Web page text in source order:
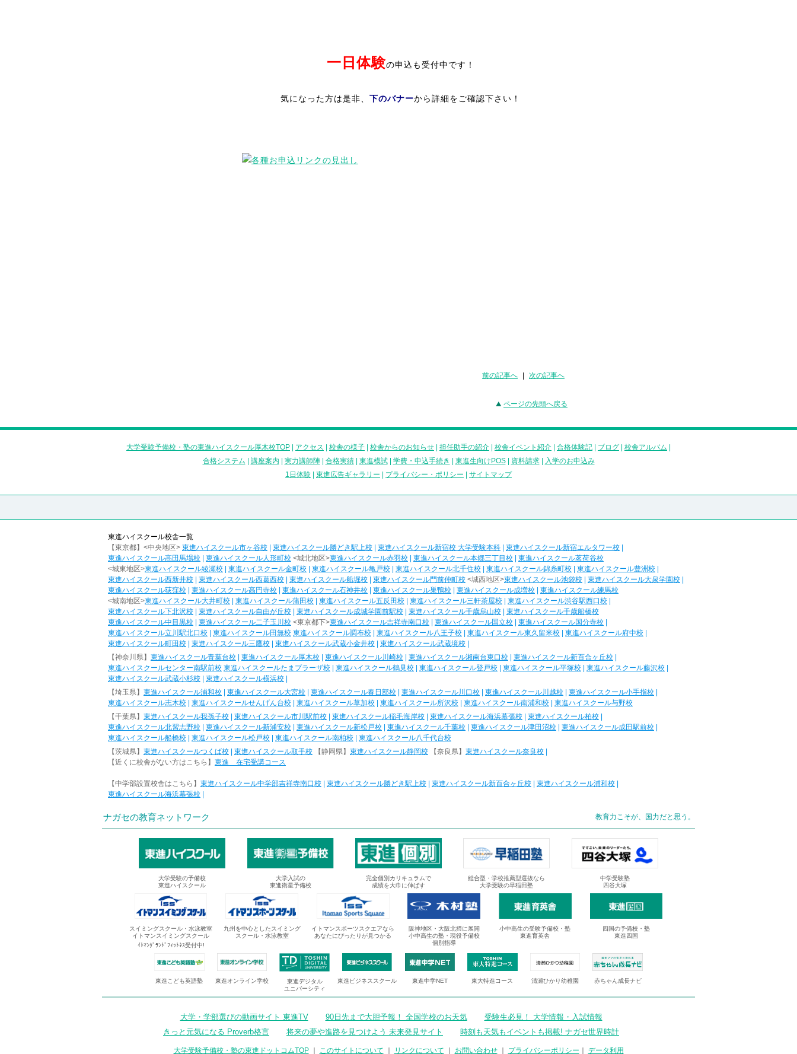
一日体験の申込も受付中です！
気になった方は是非、 下のバナーから詳細をご確認下さい！
前の記事へ 次の記事へ
ページの先頭へ戻る
大学受験予備校・塾の東進ハイスクール厚木校TOP アクセス 校舎の様子 校舎からのお知らせ 担任助手の紹介 校舎イベント紹介 合格体験記 ブログ 校舎アルバム
合格システム
講座案内 実力講師陣| 合格実績| 東進模試| 学費・申込手続き 東進生向けPOS| 資料請求|
入学のお申込み
1日体験
東進広告ギャラリー プライバシー・ポリシー サイトマップ
東進ハイスクール校舎一覧
【東京都】<中央地区> 東進ハイスクール市ヶ谷校 東進ハイスクール勝どき駅上校 東進ハイスクール新宿校 大学受験本科 東進ハイスクール新宿エルタワー校
東進ハイスクール高田馬場校
東進ハイスクール人形町校 <城北地区>東進ハイスクール赤羽校 東進ハイスクール本郷三丁目校
東進ハイスクール茗荷谷校
<城東地区>東進ハイスクール綾瀬校 東進ハイスクール金町校 東進ハイスクール亀戸校 東進ハイスクール北千住校 東進ハイスクール錦糸町校 東進ハイスクール豊洲校
東進ハイスクール西新井校
東進ハイスクール西葛西校 東進ハイスクール船堀校 東進ハイスクール門前仲町校 <城西地区>東進ハイスクール池袋校 東進ハイスクール大泉学園校
東進ハイスクール荻窪校
東進ハイスクール高円寺校 東進ハイスクール石神井校 東進ハイスクール巣鴨校 東進ハイスクール成増校
東進ハイスクール練馬校
<城南地区>東進ハイスクール大井町校 東進ハイスクール蒲田校 東進ハイスクール五反田校 東進ハイスクール三軒茶屋校 東進ハイスクール渋谷駅西口校
東進ハイスクール下北沢校
東進ハイスクール自由が丘校 東進ハイスクール成城学園前駅校 東進ハイスクール千歳烏山校
東進ハイスクール千歳船橋校
東進ハイスクール中目黒校
東進ハイスクール二子玉川校 <東京都下>東進ハイスクール吉祥寺南口校 東進ハイスクール国立校 東進ハイスクール国分寺校
東進ハイスクール立川駅北口校
東進ハイスクール田無校 東進ハイスクール調布校 東進ハイスクール八王子校 東進ハイスクール東久留米校 東進ハイスクール府中校
東進ハイスクール町田校
東進ハイスクール三鷹校 東進ハイスクール武蔵小金井校 東進ハイスクール武蔵境校
【神奈川県】 東進ハイスクール青葉台校 東進ハイスクール厚木校 東進ハイスクール川崎校 東進ハイスクール湘南台東口校 東進ハイスクール新百合ヶ丘校
東進ハイスクールセンター南駅前校 東進ハイスクールたまプラーザ校 東進ハイスクール鶴見校 東進ハイスクール登戸校 東進ハイスクール平塚校 東進ハイスクール藤沢校
東進ハイスクール武蔵小杉校
東進ハイスクール横浜校
【埼玉県】 東進ハイスクール浦和校 東進ハイスクール大宮校 東進ハイスクール春日部校 東進ハイスクール川口校 東進ハイスクール川越校 東進ハイスクール小手指校
東進ハイスクール志木校
東進ハイスクールせんげん台校 東進ハイスクール草加校 東進ハイスクール所沢校 東進ハイスクール南浦和校
東進ハイスクール与野校
【千葉県】 東進ハイスクール我孫子校 東進ハイスクール市川駅前校 東進ハイスクール稲毛海岸校 東進ハイスクール海浜幕張校 東進ハイスクール柏校
東進ハイスクール北習志野校
東進ハイスクール新浦安校 東進ハイスクール新松戸校 東進ハイスクール千葉校 東進ハイスクール津田沼校 東進ハイスクール成田駅前校
東進ハイスクール船橋校
東進ハイスクール松戸校 東進ハイスクール南柏校
東進ハイスクール八千代台校
【茨城県】 東進ハイスクールつくば校 東進ハイスクール取手校 【静岡県】 東進ハイスクール静岡校 【奈良県】 東進ハイスクール奈良校
【近くに校舎がない方はこちら】 東進 在宅受講コース
【中学部設置校舎はこちら】 東進ハイスクール中学部吉祥寺南口校 東進ハイスクール勝どき駅上校 東進ハイスクール新百合ヶ丘校 東進ハイスクール浦和校
東進ハイスクール海浜幕張校
ナガセの教育ネットワーク 教育力こそが、国力だと思う。
大学受験の予備校
東進ハイスクール
大学入試の
東進衛星予備校
完全個別カリキュラムで
成績を大巾に伸ばす
総合型・学校推薦型選抜なら
大学受験の早稲田塾
中学受験塾
四谷大塚
スイミングスクール・水泳教室
イトマンスイミングスクール
ｲﾄﾏﾝｸﾞﾗﾝﾄﾞﾌｨｯﾄﾈｽ受付中!
九州を中心としたスイミング
スクール・水泳教室
イトマンスポーツスクエアなら
あなたにぴったりが見つかる
阪神地区・大阪北摂に展開
小中高生の塾・現役予備校
個別指導
小中高生の受験予備校・塾
東進育英舎
四国の予備校・塾
東進四国
東進こども英語塾 東進オンライン学校
東進デジタル
ユニバーシティ
東進ビジネススクール 東進中学NET 東大特進コース 清瀬ひかり幼稚園 赤ちゃん成長ナビ
大学・学部選びの動画サイト 東進TV 90日先まで大胆予報！ 全国学校のお天気
受験生必見！ 大学情報・入試情報
きっと元気になる Proverb格言
将来の夢や進路を見つけよう 未来発見サイト 時刻も天気もイベントも掲載! ナガセ世界時計
大学受験予備校・塾の東進ドットコムTOP｜ このサイトについて リンクについて お問い合わせ｜ プライバシーポリシー データ利用